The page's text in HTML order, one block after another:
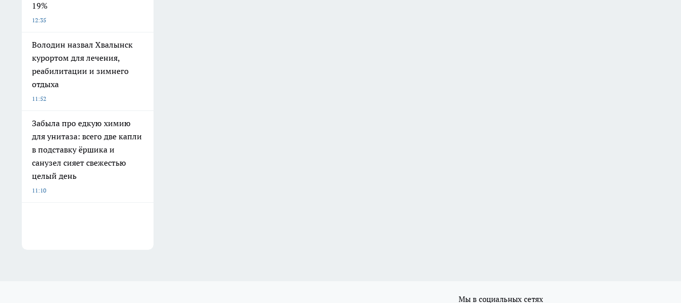
19%
12:35
Володин назвал Хвалынск
курортом для лечения,
реабилитации и зимнего
отдыха
11:52
Забыла про едкую химию
для унитаза: всего две капли
в подставку ёршика и
санузел сияет свежестью
целый день
11:10
Мы в социальных сетях